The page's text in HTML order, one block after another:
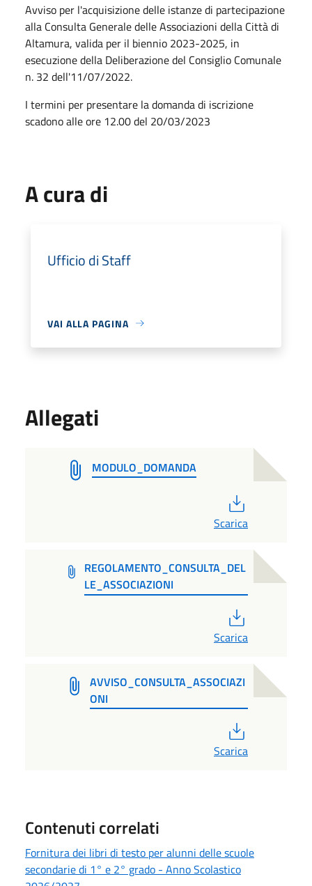
Avviso per l'acquisizione delle istanze di partecipazione
alla Consulta Generale delle Associazioni della Città di
Altamura, valida per il biennio 2023-2025, in
esecuzione della Deliberazione del Consiglio Comunale
n. 32 dell'11/07/2022.
I termini per presentare la domanda di iscrizione
scadono alle ore 12.00 del 20/03/2023
A cura di
Ufficio di Staff
VAI ALLA PAGINA
Allegati
MODULO_DOMANDA
Scarica
REGOLAMENTO_CONSULTA_DEL
LE_ASSOCIAZIONI
Scarica
AVVISO_CONSULTA_ASSOCIAZI
ONI
Scarica
Contenuti correlati
Fornitura dei libri di testo per alunni delle scuole
secondarie di 1° e 2° grado - Anno Scolastico